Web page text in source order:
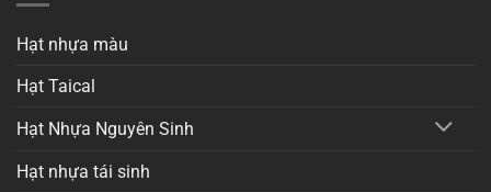
Hạt nhựa màu
Hạt Taical
Hạt Nhựa Nguyên Sinh
Hạt nhựa tái sinh